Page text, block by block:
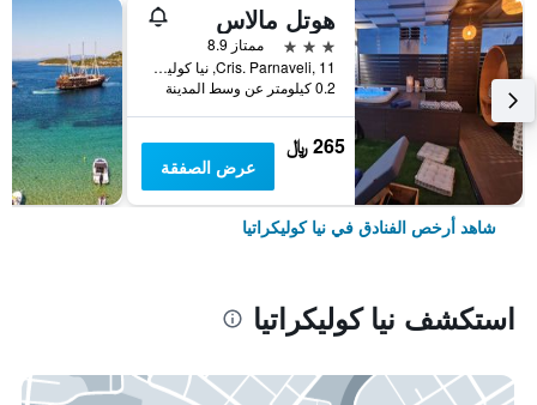
هوتل مالاس
3 نجوم
ممتاز 8.9
Cris. Parnaveli, 11, نيا كوليكراتيا, اليونان
0.2 كيلومتر عن وسط المدينة
265 ﷼
عرض الصفقة
شاهد أرخص الفنادق في نيا كوليكراتيا
استكشف نيا كوليكراتيا